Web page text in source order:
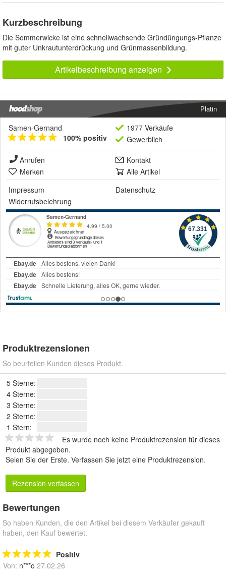
Kurzbeschreibung
Die Sommerwicke ist eine schnellwachsende Gründüngungs-Pflanze
mit guter Unkrautunterdrückung und Grünmassenbildung.
Artikelbeschreibung anzeigen
Platin
Samen-Gernand
100% positiv
1977 Verkäufe
Gewerblich
Anrufen
Kontakt
Merken
Alle Artikel
Impressum
Datenschutz
Widerrufsbelehrung
Produktrezensionen
So beurteilen Kunden dieses Produkt.
5 Sterne:
4 Sterne:
3 Sterne:
2 Sterne:
1 Stern:
Es wurde noch keine Produktrezension für dieses
Produkt abgegeben.
Seien Sie der Erste. Verfassen Sie jetzt eine Produktrezension.
Rezension verfassen
Bewertungen
So haben Kunden, die den Artikel bei diesem Verkäufer gekauft
haben, den Kauf bewertet.
Positiv
Von: n***o 27.02.26